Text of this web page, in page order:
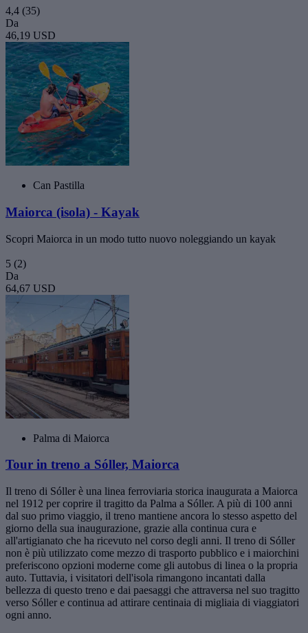
4,4 (35)
Da
46,19 USD
Can Pastilla
Maiorca (isola) - Kayak
Scopri Maiorca in un modo tutto nuovo noleggiando un kayak
5 (2)
Da
64,67 USD
Palma di Maiorca
Tour in treno a Sóller, Maiorca
Il treno di Sóller è una linea ferroviaria storica inaugurata a Maiorca
nel 1912 per coprire il tragitto da Palma a Sóller. A più di 100 anni
dal suo primo viaggio, il treno mantiene ancora lo stesso aspetto del
giorno della sua inaugurazione, grazie alla continua cura e
all'artigianato che ha ricevuto nel corso degli anni. Il treno di Sóller
non è più utilizzato come mezzo di trasporto pubblico e i maiorchini
preferiscono opzioni moderne come gli autobus di linea o la propria
auto. Tuttavia, i visitatori dell'isola rimangono incantati dalla
bellezza di questo treno e dai paesaggi che attraversa nel suo tragitto
verso Sóller e continua ad attirare centinaia di migliaia di viaggiatori
ogni anno.